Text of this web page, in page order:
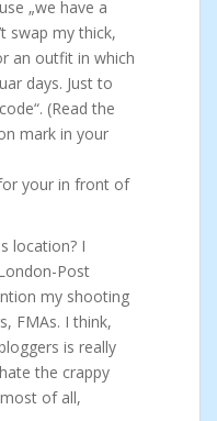
„we have a
swap my thick,
an outfit in which
days. Just to
(Read the
mark in your
your in front of
location? I
Post
my shooting
FMAs. I think,
is really
the crappy
of all,